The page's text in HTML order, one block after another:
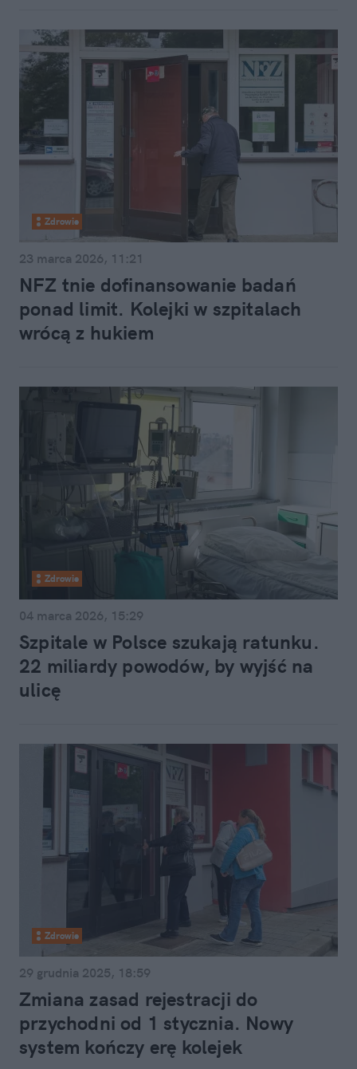
Zdrowie
23 marca 2026, 11:21
NFZ tnie dofinansowanie badań
ponad limit. Kolejki w szpitalach
wrócą z hukiem
Zdrowie
04 marca 2026, 15:29
Szpitale w Polsce szukają ratunku.
22 miliardy powodów, by wyjść na
ulicę
Zdrowie
29 grudnia 2025, 18:59
Zmiana zasad rejestracji do
przychodni od 1 stycznia. Nowy
system kończy erę kolejek